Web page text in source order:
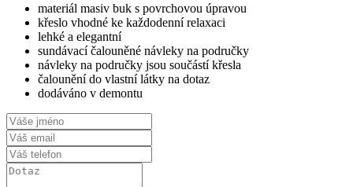
materiál masiv buk s povrchovou úpravou
křeslo vhodné ke každodenní relaxaci
lehké a elegantní
sundávací čalouněné návleky na područky
návleky na područky jsou součástí křesla
čalounění do vlastní látky na dotaz
dodáváno v demontu